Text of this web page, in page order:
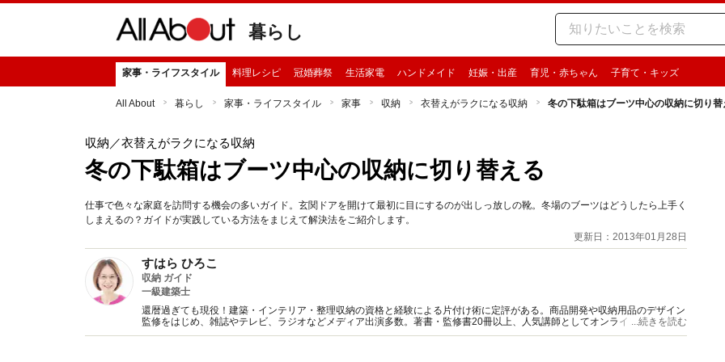
暮らし
家事・ライフスタイル 料理レシピ 冠婚葬祭 生活家電 ハンドメイド 妊娠・出産 育児・赤ちゃん 子育て・キッズ
All About 暮らし 家事・ライフスタイル 家事 収納 衣替えがラクになる収納 冬の下駄箱はブーツ中心の収納に切り替
収納 ／衣替えがラクになる収納
冬の下駄箱はブーツ中心の収納に切り替える
仕事で色々な家庭を訪問する機会の多いガイド。玄関ドアを開けて最初に目にするのが出しっ放しの靴。冬場のブーツはどうしたら上手く
しまえるの？ガイドが実践している方法をまじえて解決法をご紹介します。
更新日：2013年01月28日
すはら ひろこ
収納 ガイド
一級建築士
還暦過ぎても現役！建築・インテリア・整理収納の資格と経験による片付け術に定評がある。商品開発や収納用品のデザイン
監修をはじめ、雑誌やテレビ、ラジオなどメディア出演多数。著書・監修書20冊以上、人気講師としてオンラインセミナーを
開催。プロとして共働き主婦の目線から追求したメソッドが好評。
...続きを読む